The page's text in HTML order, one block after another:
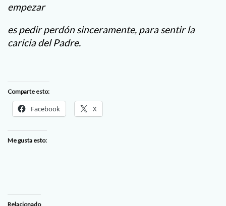
empezar
es pedir perdón sinceramente, para sentir la
caricia del Padre.
Comparte esto:
Facebook X
Me gusta esto:
Relacionado